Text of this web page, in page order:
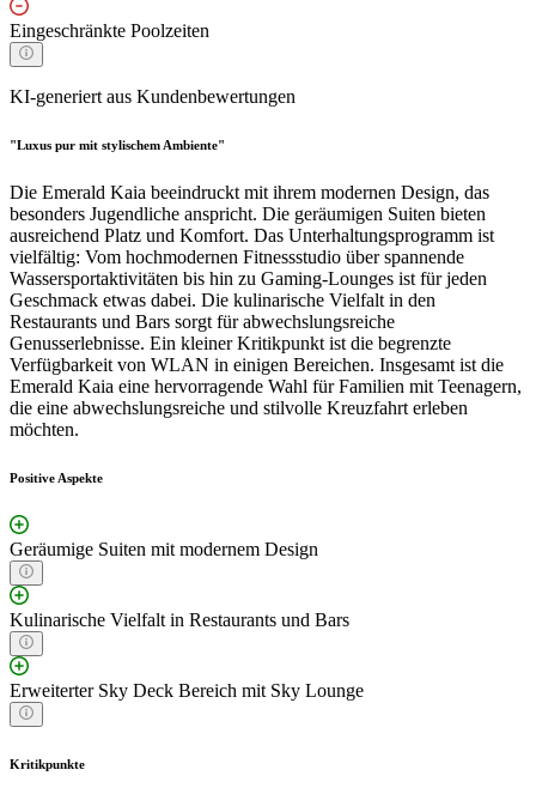
Eingeschränkte Poolzeiten
KI-generiert aus Kundenbewertungen
"Luxus pur mit stylischem Ambiente"
Die Emerald Kaia beeindruckt mit ihrem modernen Design, das
besonders Jugendliche anspricht. Die geräumigen Suiten bieten
ausreichend Platz und Komfort. Das Unterhaltungsprogramm ist
vielfältig: Vom hochmodernen Fitnessstudio über spannende
Wassersportaktivitäten bis hin zu Gaming-Lounges ist für jeden
Geschmack etwas dabei. Die kulinarische Vielfalt in den
Restaurants und Bars sorgt für abwechslungsreiche
Genusserlebnisse. Ein kleiner Kritikpunkt ist die begrenzte
Verfügbarkeit von WLAN in einigen Bereichen. Insgesamt ist die
Emerald Kaia eine hervorragende Wahl für Familien mit Teenagern,
die eine abwechslungsreiche und stilvolle Kreuzfahrt erleben
möchten.
Positive Aspekte
Geräumige Suiten mit modernem Design
Kulinarische Vielfalt in Restaurants und Bars
Erweiterter Sky Deck Bereich mit Sky Lounge
Kritikpunkte